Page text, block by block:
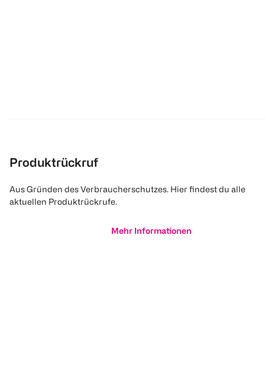
Produktrückruf
Aus Gründen des Verbraucherschutzes. Hier findest du alle
aktuellen Produktrückrufe.
Mehr Informationen